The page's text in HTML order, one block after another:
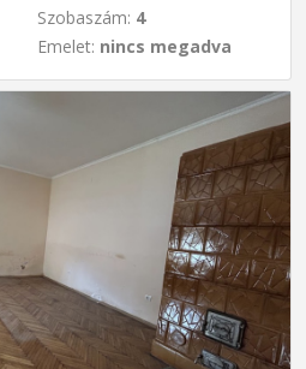
Szobaszám: 4
Emelet: nincs megadva